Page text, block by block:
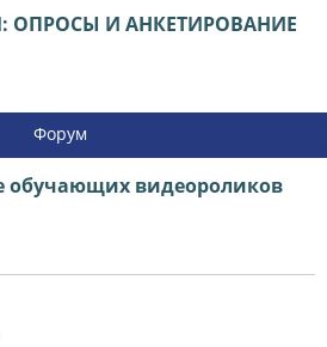
ОПРОСЫ И АНКЕТИРОВАНИЕ
Форум
обучающих видеороликов